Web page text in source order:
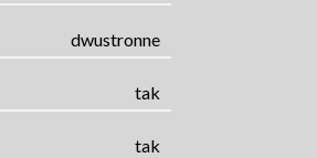
dwustronne
tak
tak